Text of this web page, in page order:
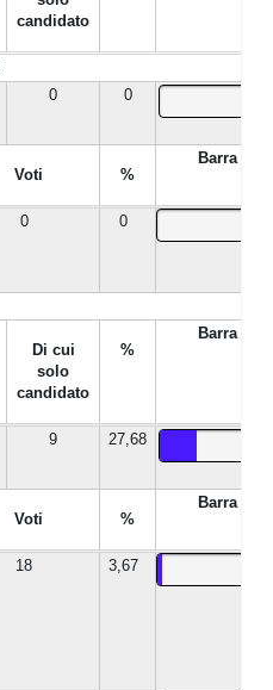
candidato
0 0
Voti %
Barra %
0 0
Di cui
solo
candidato
%
Barra %
9 27,68
Voti %
Barra %
18 3,67